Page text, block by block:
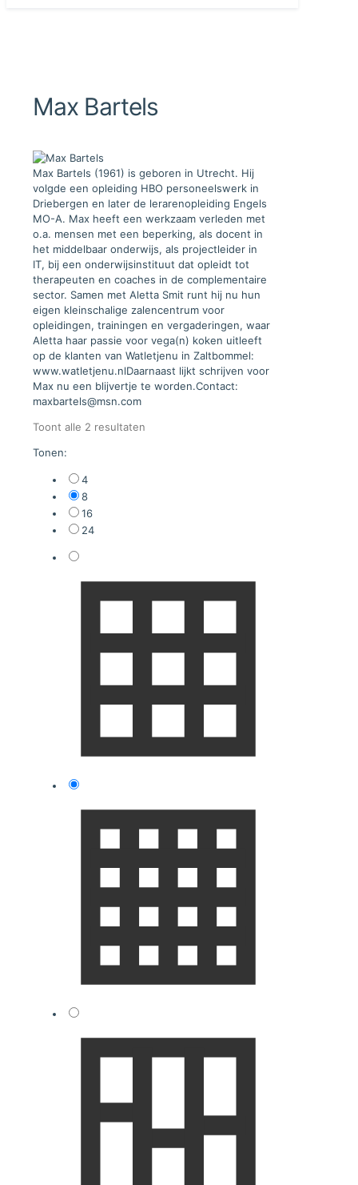
Max Bartels
Max Bartels (1961) is geboren in Utrecht. Hij
volgde een opleiding HBO personeelswerk in
Driebergen en later de lerarenopleiding Engels
MO-A. Max heeft een werkzaam verleden met
o.a. mensen met een beperking, als docent in
het middelbaar onderwijs, als projectleider in
IT, bij een onderwijsinstituut dat opleidt tot
therapeuten en coaches in de complementaire
sector. Samen met Aletta Smit runt hij nu hun
eigen kleinschalige zalencentrum voor
opleidingen, trainingen en vergaderingen, waar
Aletta haar passie voor vega(n) koken uitleeft
op de klanten van Watletjenu in Zaltbommel:
www.watletjenu.nlDaarnaast lijkt schrijven voor
Max nu een blijvertje te worden.Contact:
maxbartels@msn.com
Toont alle 2 resultaten
Tonen:
4
8
16
24